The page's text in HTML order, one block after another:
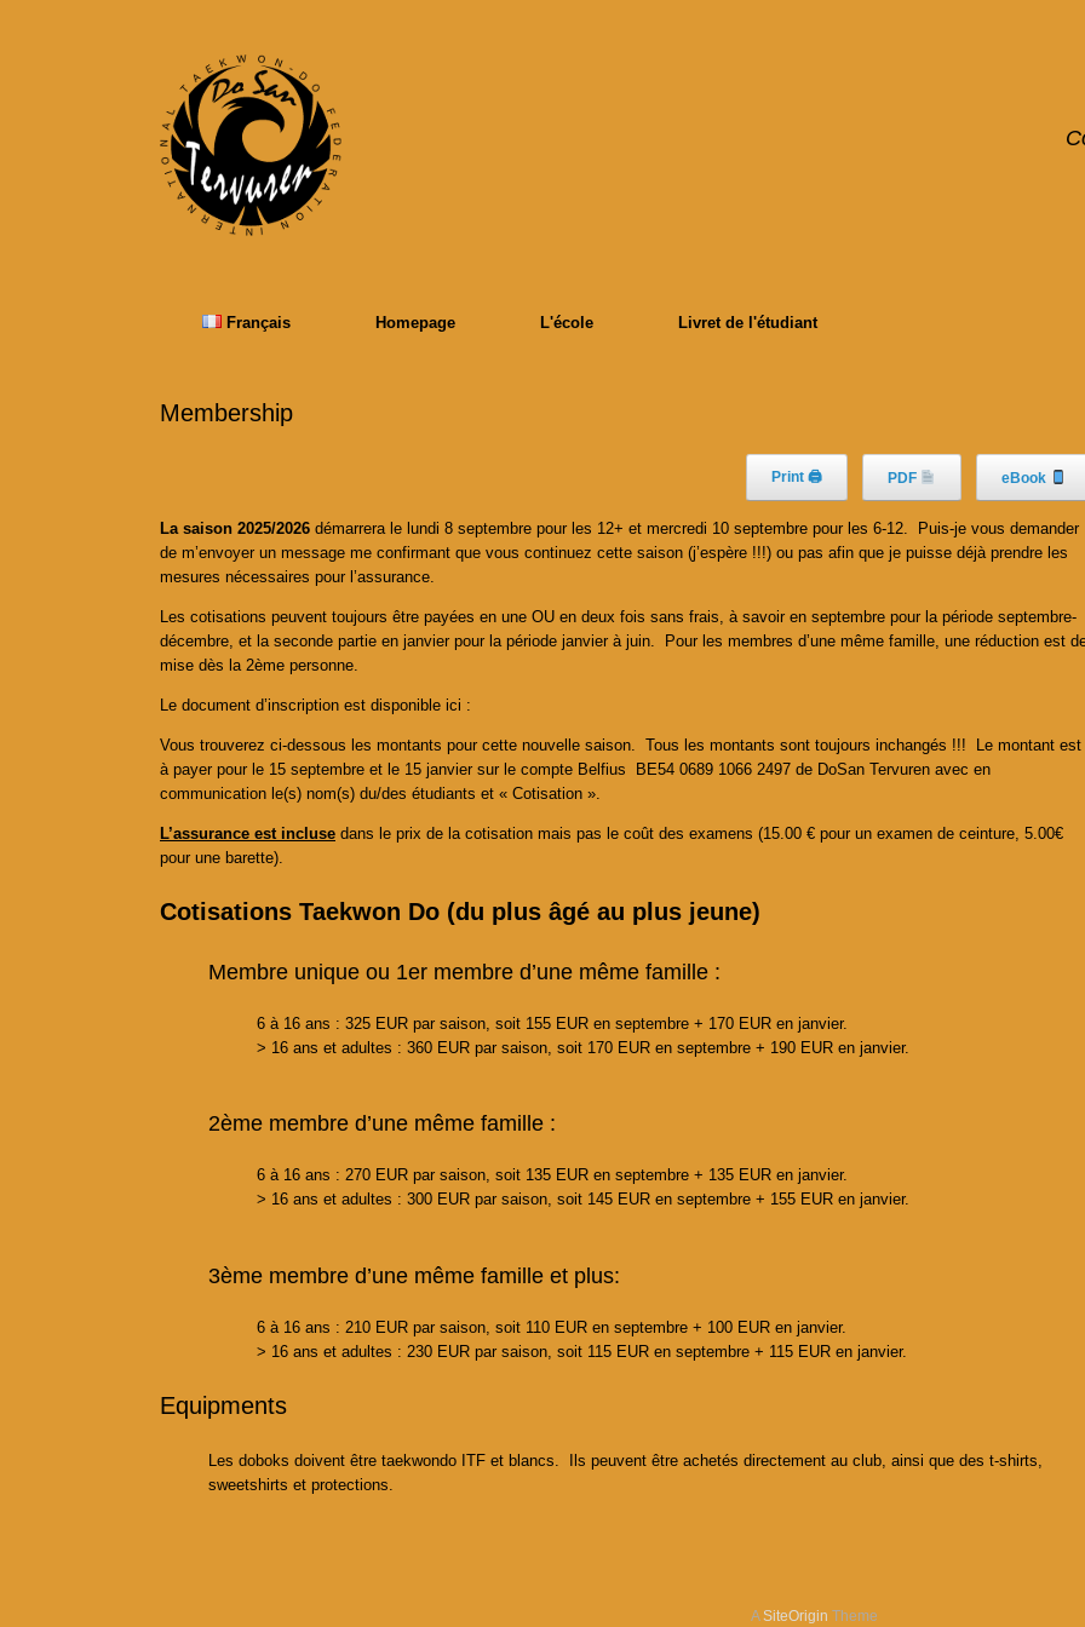
Français Homepage L'école Livret de l'étudiant
Membership
Print 🖨 PDF eBook
La saison 2025/2026 démarrera le lundi 8 septembre pour les 12+ et mercredi 10 septembre pour les 6-12. Puis-je vous demander
de m’envoyer un message me confirmant que vous continuez cette saison (j’espère !!!) ou pas afin que je puisse déjà prendre les
mesures nécessaires pour l’assurance.
Les cotisations peuvent toujours être payées en une OU en deux fois sans frais, à savoir en septembre pour la période septembre-
décembre, et la seconde partie en janvier pour la période janvier à juin.
Pour les membres d’une même famille, une réduction est
mise dès la 2ème personne.
Le document d’inscription est disponible ici :
Vous trouverez ci-dessous les montants pour cette nouvelle saison. Tous les montants sont toujours inchangés !!! Le montant est
à payer pour le 15 septembre et le 15 janvier sur le compte Belfius BE54 0689 1066 2497 de DoSan Tervuren avec en
communication le(s) nom(s) du/des étudiants et « Cotisation ».
L’assurance est incluse dans le prix de la cotisation mais pas le coût des examens (15.00 € pour un examen de ceinture, 5.00€
pour une barette).
Cotisations Taekwon Do (du plus âgé au plus jeune)
Membre unique ou 1er membre d’une même famille :
6 à 16 ans : 325 EUR par saison, soit 155 EUR en septembre + 170 EUR en janvier.
> 16 ans et adultes : 360 EUR par saison, soit 170 EUR en septembre + 190 EUR en janvier.
2ème membre d’une même famille :
6 à 16 ans : 270 EUR par saison, soit 135 EUR en septembre + 135 EUR en janvier.
> 16 ans et adultes : 300 EUR par saison, soit 145 EUR en septembre + 155 EUR en janvier.
3ème membre d’une même famille et plus:
6 à 16 ans : 210 EUR par saison, soit 110 EUR en septembre + 100 EUR en janvier.
> 16 ans et adultes : 230 EUR par saison, soit 115 EUR en septembre + 115 EUR en janvier.
Equipments
Les doboks doivent être taekwondo ITF et blancs. Ils peuvent être achetés directement au club, ainsi que des t-shirts,
sweetshirts et protections.
ASiteOrigin Theme